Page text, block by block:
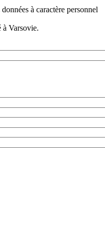
à caractère personnel
Varsovie.